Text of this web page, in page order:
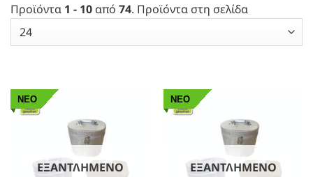
Προϊόντα 1 - 10 από 74. Προϊόντα στη σελίδα
ΝΕΟ
ΕΞΑΝΤΛΗΜΈΝΟ
ΝΕΟ
ΕΞΑΝΤΛΗΜΈΝΟ